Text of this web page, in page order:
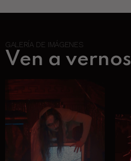
GALERÍA DE IMÁGENES
Ven a vernos